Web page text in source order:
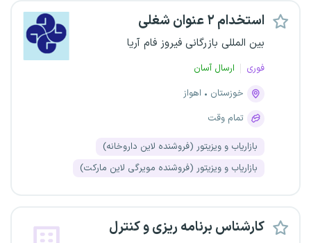
استخدام ۲ عنوان شغلی
بین المللی بازرگانی فیروز فام آریا
فوری
ارسال آسان
خوزستان
اهواز
تمام وقت
بازاریاب و ویزیتور (فروشنده لاین داروخانه)
بازاریاب و ویزیتور (فروشنده مویرگی لاین مارکت)
کارشناس برنامه ریزی و کنترل